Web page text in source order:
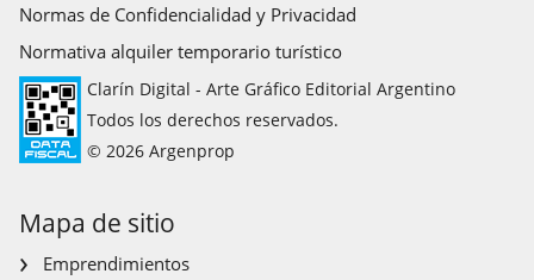
Normas de Confidencialidad y Privacidad
Normativa alquiler temporario turístico
Clarín Digital - Arte Gráfico Editorial Argentino
Todos los derechos reservados.
© 2026 Argenprop
Mapa de sitio
Emprendimientos